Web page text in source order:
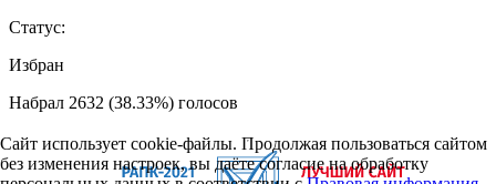
Статус:
Избран
Набрал 2632 (38.33%) голосов
Сайт использует cookie-файлы. Продолжая пользоваться сайтом
без изменения настроек, вы даёте согласие на обработку